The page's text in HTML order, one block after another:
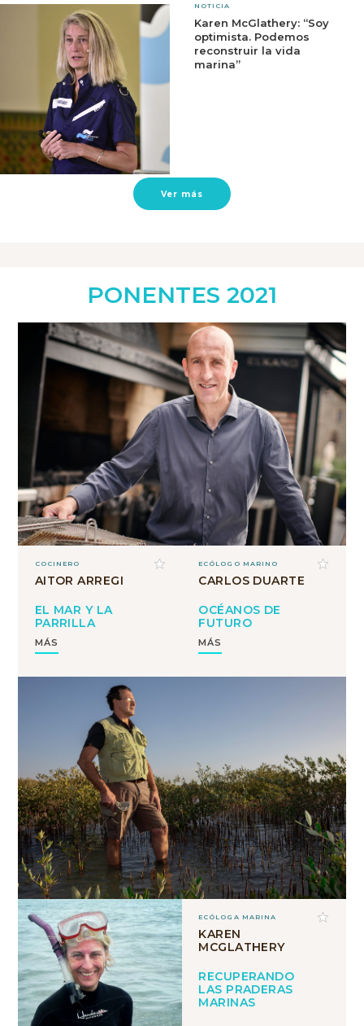
NOTICIA
Karen McGlathery: “Soy
optimista. Podemos
reconstruir la vida
marina”
Ver más
PONENTES 2021
COCINERO
AITOR ARREGI
EL MAR Y LA
PARRILLA
MÁS
ECÓLOGO MARINO
CARLOS DUARTE
OCÉANOS DE
FUTURO
MÁS
ECÓLOGA MARINA
KAREN
MCGLATHERY
RECUPERANDO
LAS PRADERAS
MARINAS